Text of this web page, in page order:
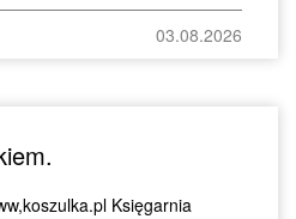
03.08.2026
Księgarnia